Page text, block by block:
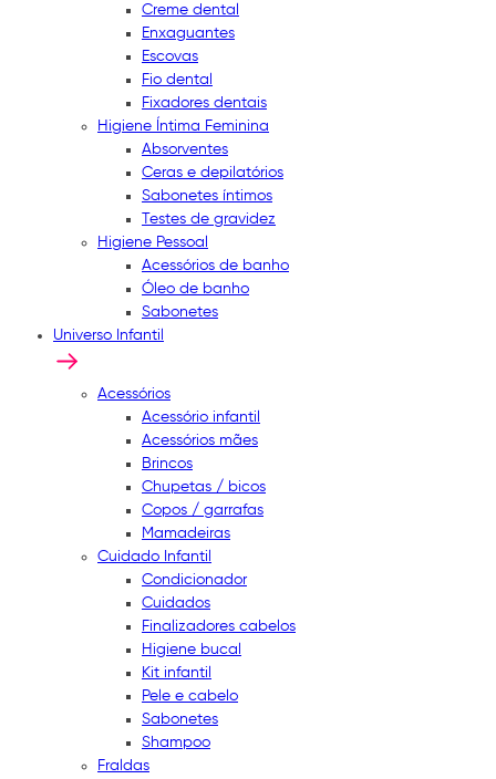
Creme dental
Enxaguantes
Escovas
Fio dental
Fixadores dentais
Higiene Íntima Feminina
Absorventes
Ceras e depilatórios
Sabonetes íntimos
Testes de gravidez
Higiene Pessoal
Acessórios de banho
Óleo de banho
Sabonetes
Universo Infantil
Acessórios
Acessório infantil
Acessórios mães
Brincos
Chupetas / bicos
Copos / garrafas
Mamadeiras
Cuidado Infantil
Condicionador
Cuidados
Finalizadores cabelos
Higiene bucal
Kit infantil
Pele e cabelo
Sabonetes
Shampoo
Fraldas